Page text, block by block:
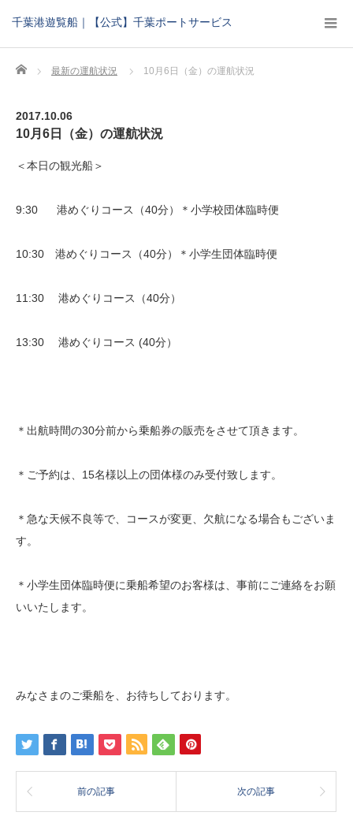
千葉港遊覧船｜【公式】千葉ポートサービス
Home 最新の運航状況 10月6日（金）の運航状況
2017.10.06
10月6日（金）の運航状況
＜本日の観光船＞
9:30 港めぐりコース（40分）＊小学校団体臨時便
10:30 港めぐりコース（40分）＊小学生団体臨時便
11:30 港めぐりコース（40分）
13:30 港めぐりコース (40分）
＊出航時間の30分前から乗船券の販売をさせて頂きます。
＊ご予約は、15名様以上の団体様のみ受付致します。
＊急な天候不良等で、コースが変更、欠航になる場合もございま
す。
＊小学生団体臨時便に乗船希望のお客様は、事前にご連絡をお願
いいたします。
みなさまのご乗船を、お待ちしております。
前の記事 次の記事